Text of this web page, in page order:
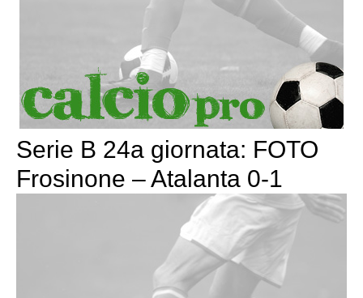
Serie B 24a giornata: FOTO
Frosinone – Atalanta 0-1